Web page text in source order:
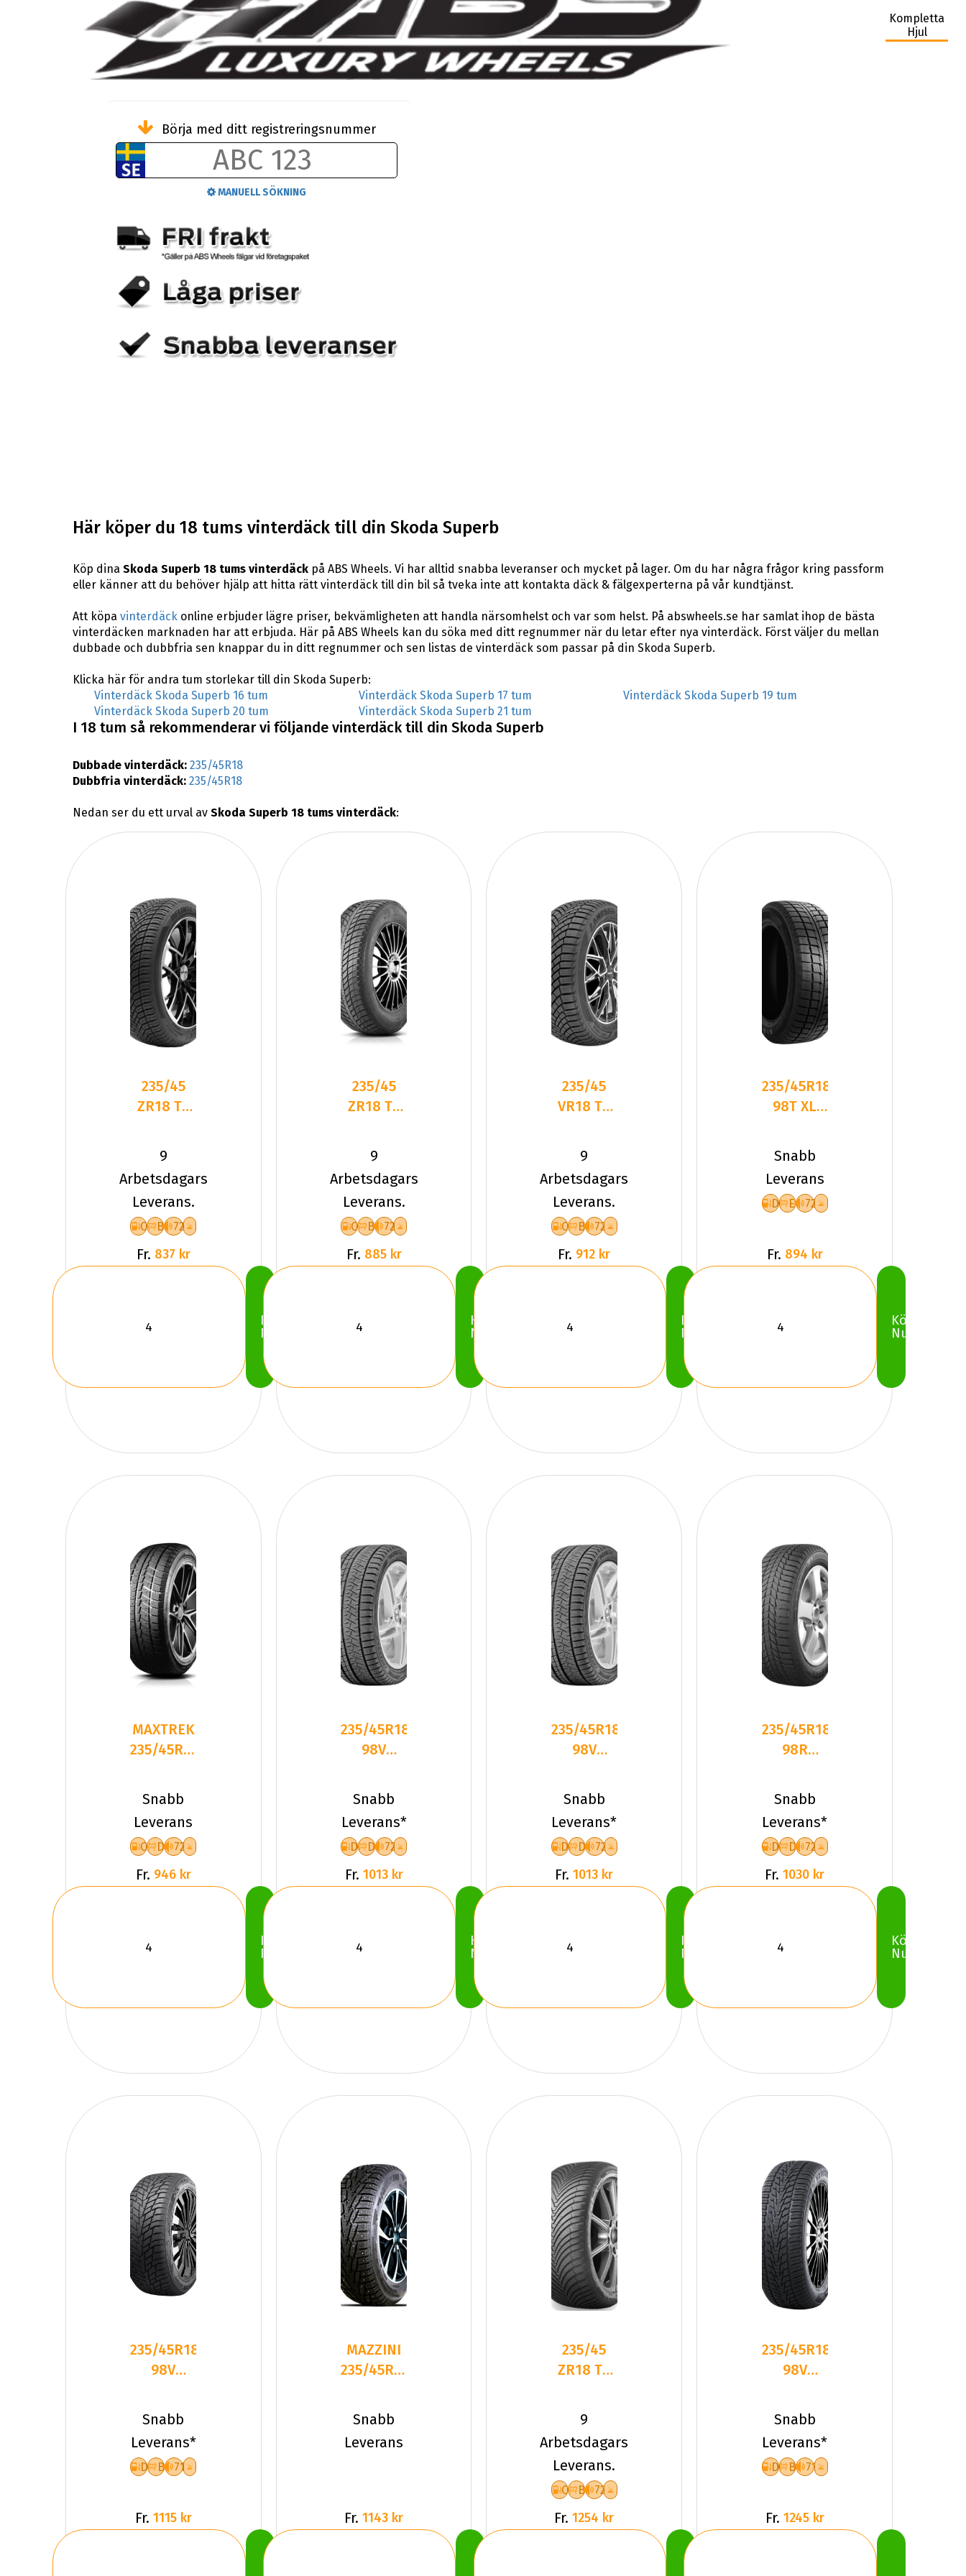
Kompletta
Hjul
Börja med ditt registreringsnummer
MANUELL SÖKNING
Här köper du 18 tums vinterdäck till din Skoda Superb
Köp dina Skoda Superb 18 tums vinterdäckpå ABS Wheels. Vi har alltid snabba leveranser och mycket på lager. Om du har några frågor kring passform
eller känner att du behöver hjälp att hitta rätt vinterdäck till din bil så tveka inte att kontakta däck & fälgexperterna på vår kundtjänst.
Att köpa vinterdäckonline erbjuder lägre priser, bekvämligheten att handla närsomhelst och var som helst. På abswheels.se har samlat ihop de bästa
vinterdäcken marknaden har att erbjuda. Här på ABS Wheels kan du söka med ditt regnummer när du letar efter nya vinterdäck. Först väljer du mellan
dubbade och dubbfria sen knappar du in ditt regnummer och sen listas de vinterdäck som passar på din Skoda Superb.
Klicka här för andra tum storlekar till din Skoda Superb:
Vinterdäck Skoda Superb 16 tum
Vinterdäck Skoda Superb 17 tum
Vinterdäck Skoda Superb 19 tum
Vinterdäck Skoda Superb 20 tum
Vinterdäck Skoda Superb 21 tum
I 18 tum så rekommenderar vi följande vinterdäck till din Skoda Superb
Dubbade vinterdäck: 235/45R18
Dubbfria vinterdäck: 235/45R18
Nedan ser du ett urval av Skoda Superb 18 tums vinterdäck:
235/45
ZR18 TL
DELINTE
AW6 XL
9
Arbetsdagars
Leverans.
C B 72
Fr. 837 kr
Köp
Nu
235/45
ZR18 TL
ROADHOG
RGAS02
XL
9
Arbetsdagars
Leverans.
C B 72
Fr. 885 kr
Köp
Nu
235/45
VR18 TL
LANDSAIL
4-
SEASONS
3 XL
9
Arbetsdagars
Leverans.
C B 72
Fr. 912 kr
Köp
Nu
235/45R18
98T XL
SW618
DEB72 P
Snabb
Leverans
D E 72
Fr. 894 kr
Köp
Nu
MAXTREK
235/45R18
M7 PLUS
Snabb
Leverans
C D 72
Fr. 946 kr
Köp
Nu
235/45R18
98V
PL02 XL
Friktion
2024
Snabb
Leverans*
D D 72
Fr. 1013 kr
Köp
Nu
235/45R18
98V
PL02 XL
Friktion
2024
Snabb
Leverans*
D D 72
Fr. 1013 kr
Köp
Nu
235/45R18
98R
PL01 XL
Friktion
2023
Snabb
Leverans*
D D 72
Fr. 1030 kr
Köp
Nu
235/45R18
98V
BLAZER
ALPINE
Snabb
Leverans*
D B 71
Fr. 1115 kr
MAZZINI
235/45R18
LEOPARD
STUDDED
Snabb
Leverans
Fr. 1143 kr
235/45
ZR18 TL
KUMHO
SOLUS 4S
HA32 XL
9
Arbetsdagars
Leverans.
C B 72
Fr. 1254 kr
235/45R18
98V
SV-4 XL
Friktion
2024
Snabb
Leverans*
D B 71
Fr. 1245 kr